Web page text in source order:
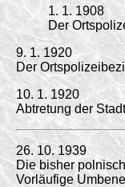
1. 1. 1908
Der
9. 1. 1920
Der
10. 1. 1920
Abtretung der
26. 10. 1939
Die bisher
Vorläufige